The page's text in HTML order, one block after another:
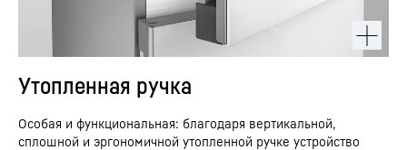
Утопленная ручка
Особая и функциональная: благодаря вертикальной,
сплошной и эргономичной утопленной ручке устройство